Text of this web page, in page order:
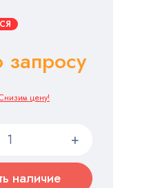
цену!
наличие